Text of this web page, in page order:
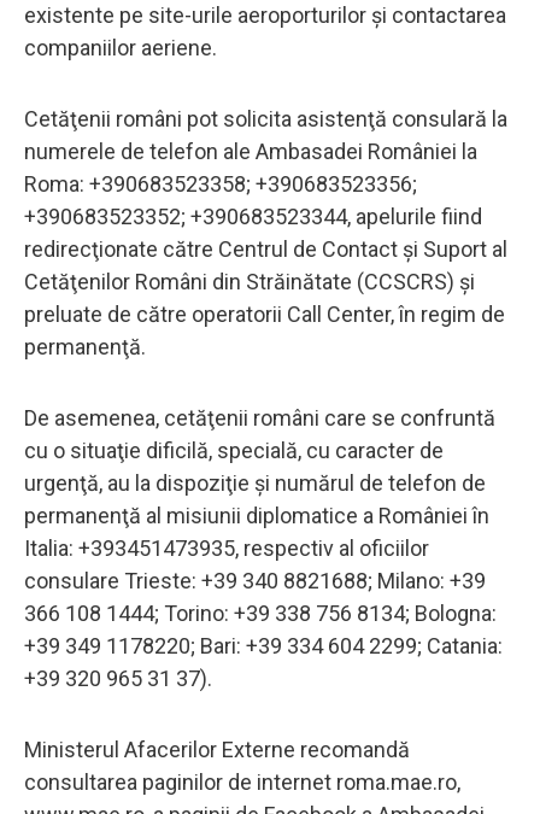
existente pe site-urile aeroporturilor şi contactarea
companiilor aeriene.
Cetăţenii români pot solicita asistenţă consulară la
numerele de telefon ale Ambasadei României la
Roma: +390683523358; +390683523356;
+390683523352; +390683523344, apelurile fiind
redirecţionate către Centrul de Contact şi Suport al
Cetăţenilor Români din Străinătate (CCSCRS) şi
preluate de către operatorii Call Center, în regim de
permanenţă.
De asemenea, cetăţenii români care se confruntă
cu o situaţie dificilă, specială, cu caracter de
urgenţă, au la dispoziţie şi numărul de telefon de
permanenţă al misiunii diplomatice a României în
Italia: +393451473935, respectiv al oficiilor
consulare Trieste: +39 340 8821688; Milano: +39
366 108 1444; Torino: +39 338 756 8134; Bologna:
+39 349 1178220; Bari: +39 334 604 2299; Catania:
+39 320 965 31 37).
Ministerul Afacerilor Externe recomandă
consultarea paginilor de internet roma.mae.ro,